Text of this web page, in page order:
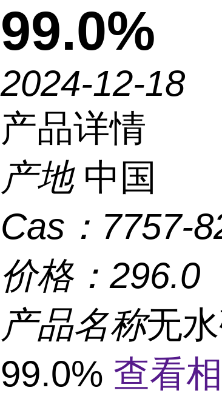
99.0%
2024-12-18
产品详情
产地 中国
Cas： 7757-
价格： 296.0
产品名称无
99.0% 查看